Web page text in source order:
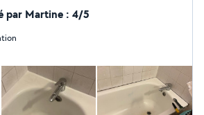
à vos besoins en plomberie. Que
de toilettes ou un
respectant vos lieux pour un travail
par Martine : 4/5